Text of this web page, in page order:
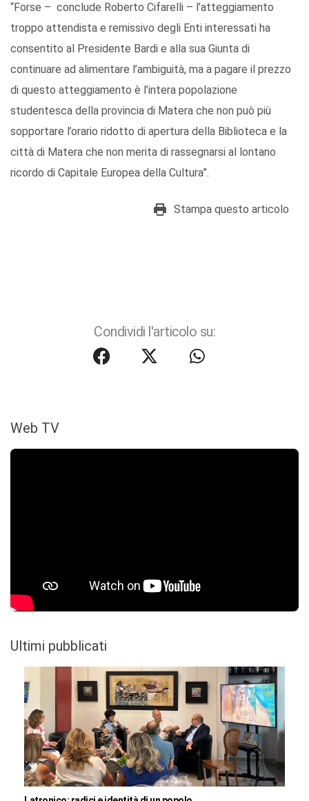
“Forse – conclude Roberto Cifarelli – l’atteggiamento
troppo attendista e remissivo degli Enti interessati ha
consentito al Presidente Bardi e alla sua Giunta di
continuare ad alimentare l’ambiguità, ma a pagare il prezzo
di questo atteggiamento è l’intera popolazione
studentesca della provincia di Matera che non può più
sopportare l’orario ridotto di apertura della Biblioteca e la
città di Matera che non merita di rassegnarsi al lontano
ricordo di Capitale Europea della Cultura”.
Stampa questo articolo
Condividi l'articolo su:
Web TV
Ultimi pubblicati